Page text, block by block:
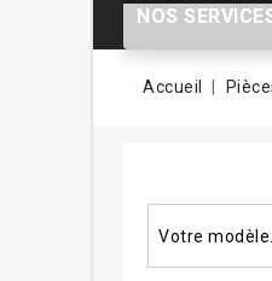
NOS
Accueil
Votre modèle...